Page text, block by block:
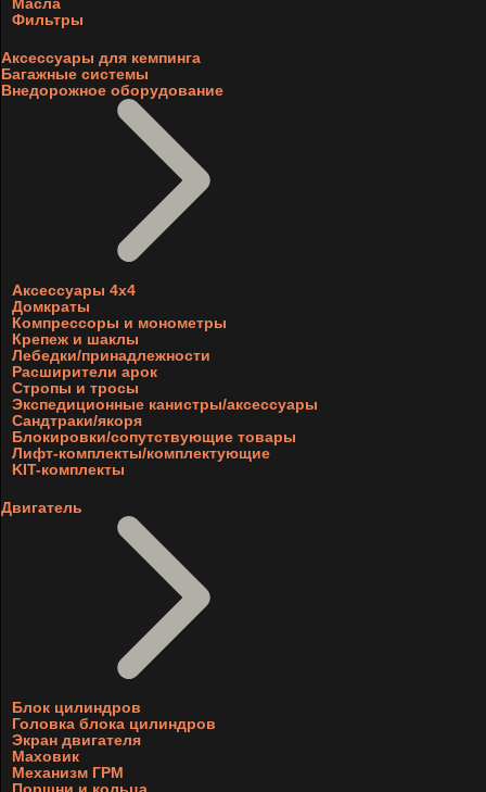
Фильтры
Аксессуары для кемпинга
Багажные системы
Внедорожное оборудование
Аксессуары 4х4
Домкраты
Компрессоры и монометры
Крепеж и шаклы
Лебедки/принадлежности
Расширители арок
Стропы и тросы
Экспедиционные канистры/аксессуары
Сандтраки/якоря
Блокировки/сопутствующие товары
Лифт-комплекты/комплектующие
KIT-комплекты
Двигатель
Блок цилиндров
Головка блока цилиндров
Экран двигателя
Маховик
Механизм ГРМ